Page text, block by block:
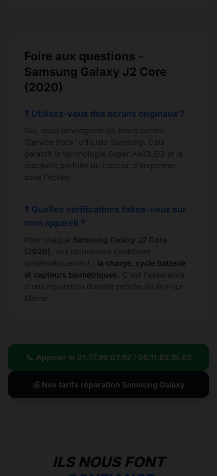
Foire aux questions -
Samsung Galaxy J2 Core
(2020)
❓ Utilisez-vous des écrans originaux ?
Oui, nous privilégions les blocs écrans
'Service Pack' officiels Samsung. Cela
garantit la technologie Super AMOLED et la
réactivité parfaite du capteur d'empreinte
sous l'écran.
❓ Quelles vérifications faites-vous sur
mon appareil ?
Pour chaque Samsung Galaxy J2 Core
(2020) , nos techniciens contrôlent
systématiquement : la charge, cycle batterie
et capteurs biométriques. C'est l'assurance
d'une réparation durable proche de Bry-sur-
Marne.
📞 Appeler le 01.77.99.07.92 / 06.11.62.15.63
💰 Nos tarifs réparation Samsung Galaxy
ILS NOUS FONT